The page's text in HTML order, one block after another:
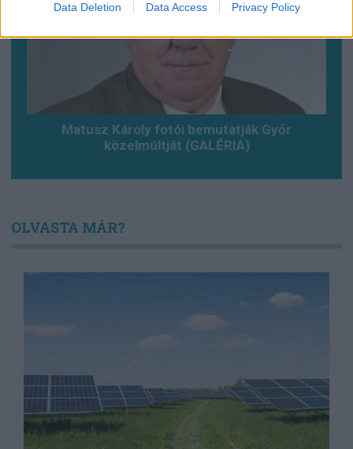
Data Deletion Data Access Privacy Policy
Matusz Károly fotói bemutatják Győr
közelmúltját (GALÉRIA)
OLVASTA MÁR?